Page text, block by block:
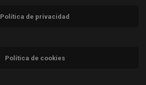
Política de privacidad
Política de cookies